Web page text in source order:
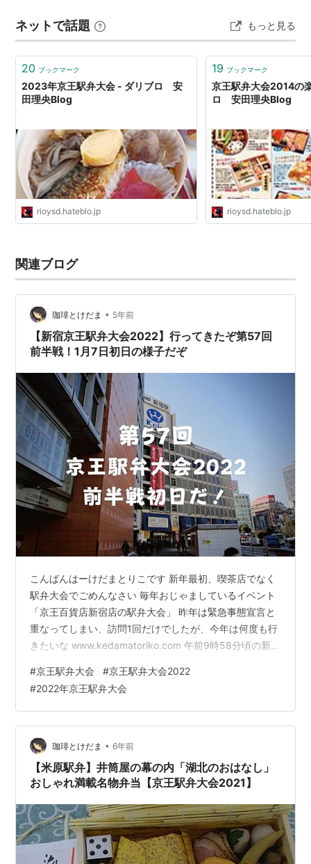
ネットで話題 もっと見る
20 ブックマーク
2023年京王駅弁大会 - ダリブロ 安
田理央Blog
rioysd.hateblo.jp
19 ブックマーク
京王駅弁大会2014の
ロ 安田理央Blog
rioysd.hateblo.jp
関連ブログ
珈琲とけだま • 5年前
【新宿京王駅弁大会2022】行ってきたぞ第57回
前半戦！1月7日初日の様子だぞ
こんばんはーけだまとりこです 新年最初、喫茶店でなく
駅弁大会でごめんなさい 毎年おじゃましているイベント
「京王百貨店新宿店の駅弁大会」 昨年は緊急事態宣言と
重なってしまい、訪問1回だけでしたが、今年は何度も行
きたいな www.kedamatoriko.com 午前9時58分頃の新宿
降った雪のおかげで電車が遅延するなんて、さすが私 な
んとか開店前に到着、去年は初日におじゃまできなかっ
たので、わちゃわちゃな雰囲気に感無量 2020年以前と比
べると、お客さんの数はぐっと少ない 列をなしていない
から変な感じ まずは4階の輸送コーナー 開店直後、輸
送…
#京王駅弁大会 #京王駅弁大会2022
#2022年京王駅弁大会
珈琲とけだま • 6年前
【米原駅弁】井筒屋の幕の内「湖北のおはなし」
おしゃれ満載名物弁当【京王駅弁大会2021】